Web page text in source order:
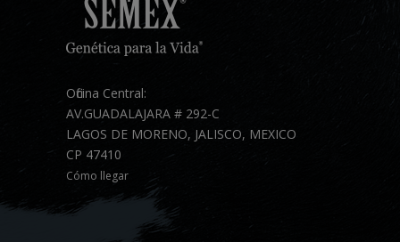
Oficina Central:
AV.GUADALAJARA # 292-C
LAGOS DE MORENO, JALISCO, MEXICO
CP 47410
Cómo llegar